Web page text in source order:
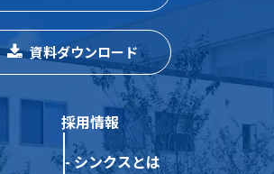
資料ダウンロード
採用情報
シンクスとは